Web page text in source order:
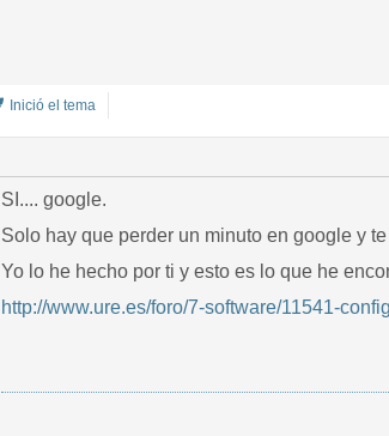
Inició el tema
SI.... google.
Solo hay que perder un minuto en google y
Yo lo he hecho por ti y esto es lo que he
http://www.ure.es/foro/7-software/11541-